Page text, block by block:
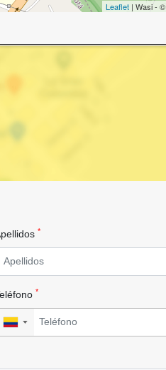
Leaflet | Wasi - ©
*
*
▼